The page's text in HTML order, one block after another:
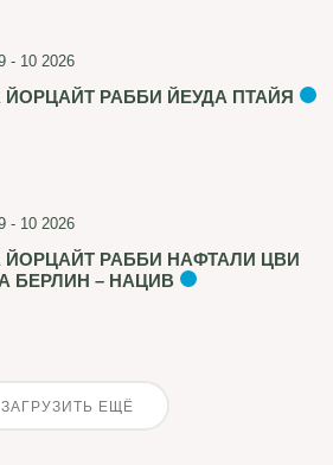
- 10 2026
ЙОРЦАЙТ РАББИ ЙЕУДА ПТАЙЯ
- 10 2026
ЙОРЦАЙТ РАББИ НАФТАЛИ ЦВИ
БЕРЛИН – НАЦИВ
ЗАГРУЗИТЬ ЕЩЁ